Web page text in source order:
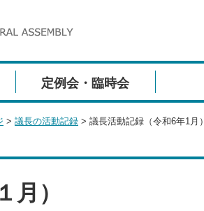
定例会・臨時会
> 議長の活動記録 > 議長活動記録（令和6年1月）
月）